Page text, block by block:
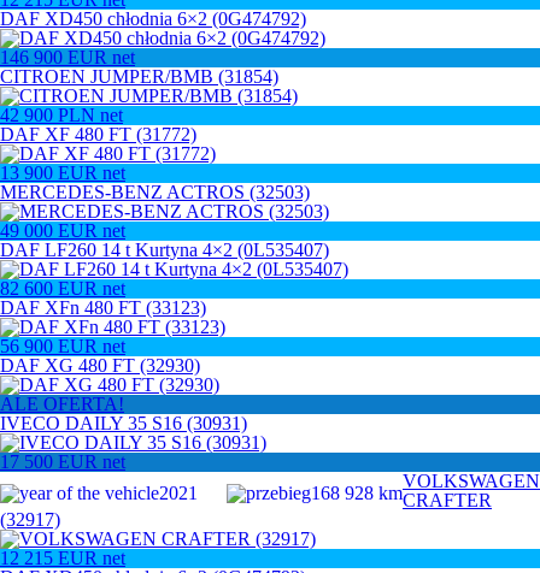
DAF XD450 chłodnia 6×2 (0G474792)
146 900 EUR net
CITROEN JUMPER/BMB (31854)
42 900 PLN net
DAF XF 480 FT (31772)
13 900 EUR net
MERCEDES-BENZ ACTROS (32503)
49 000 EUR net
DAF LF260 14 t Kurtyna 4×2 (0L535407)
82 600 EUR net
DAF XFn 480 FT (33123)
56 900 EUR net
DAF XG 480 FT (32930)
ALE OFERTA!
IVECO DAILY 35 S16 (30931)
17 500 EUR net
2021
168 928 km
VOLKSWAGEN
CRAFTER
(32917)
12 215 EUR net